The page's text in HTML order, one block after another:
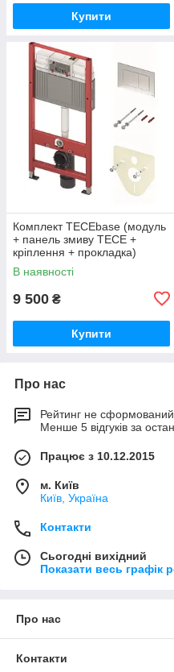
Купити
Комплект TECEbase (модуль
+ панель змиву ТЕСЕ +
кріплення + прокладка)
В наявності
9 500 ₴
Купити
Про нас
Рейтинг не сформований
Менше 5 відгуків за
Працює з 10.12.2015
м. Київ
Київ, Україна
Контакти
Сьогодні вихідний
Показати весь графік
Про нас
Контакти